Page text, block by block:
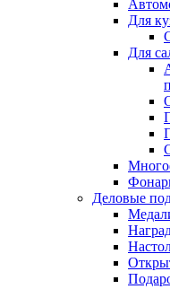
Для
Для
Деловые